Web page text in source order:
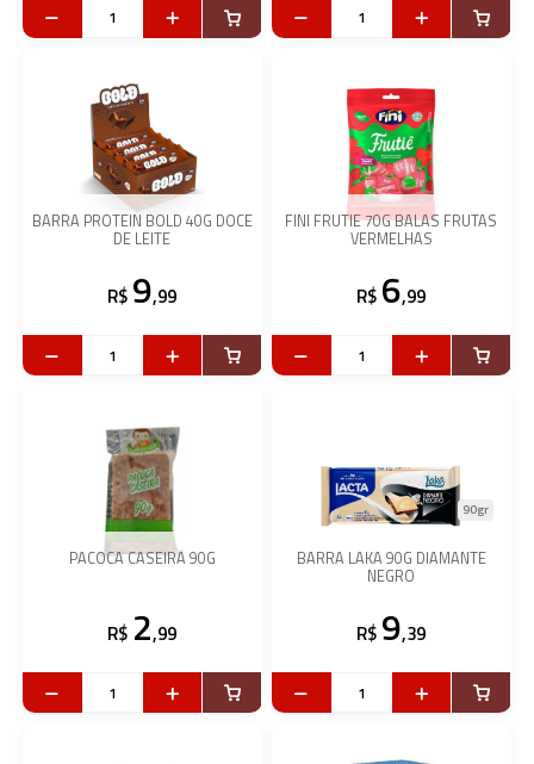
BARRA PROTEIN BOLD 40G DOCE
DE LEITE
R$ 9,99
FINI FRUTIE 70G BALAS FRUTAS
VERMELHAS
R$ 6,99
PACOCA CASEIRA 90G
R$ 2,99
BARRA LAKA 90G DIAMANTE
NEGRO
90gr
R$ 9,39